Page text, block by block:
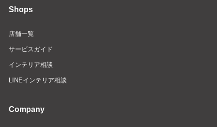
Shops
店舗一覧
サービスガイド
インテリア相談
LINEインテリア相談
Company